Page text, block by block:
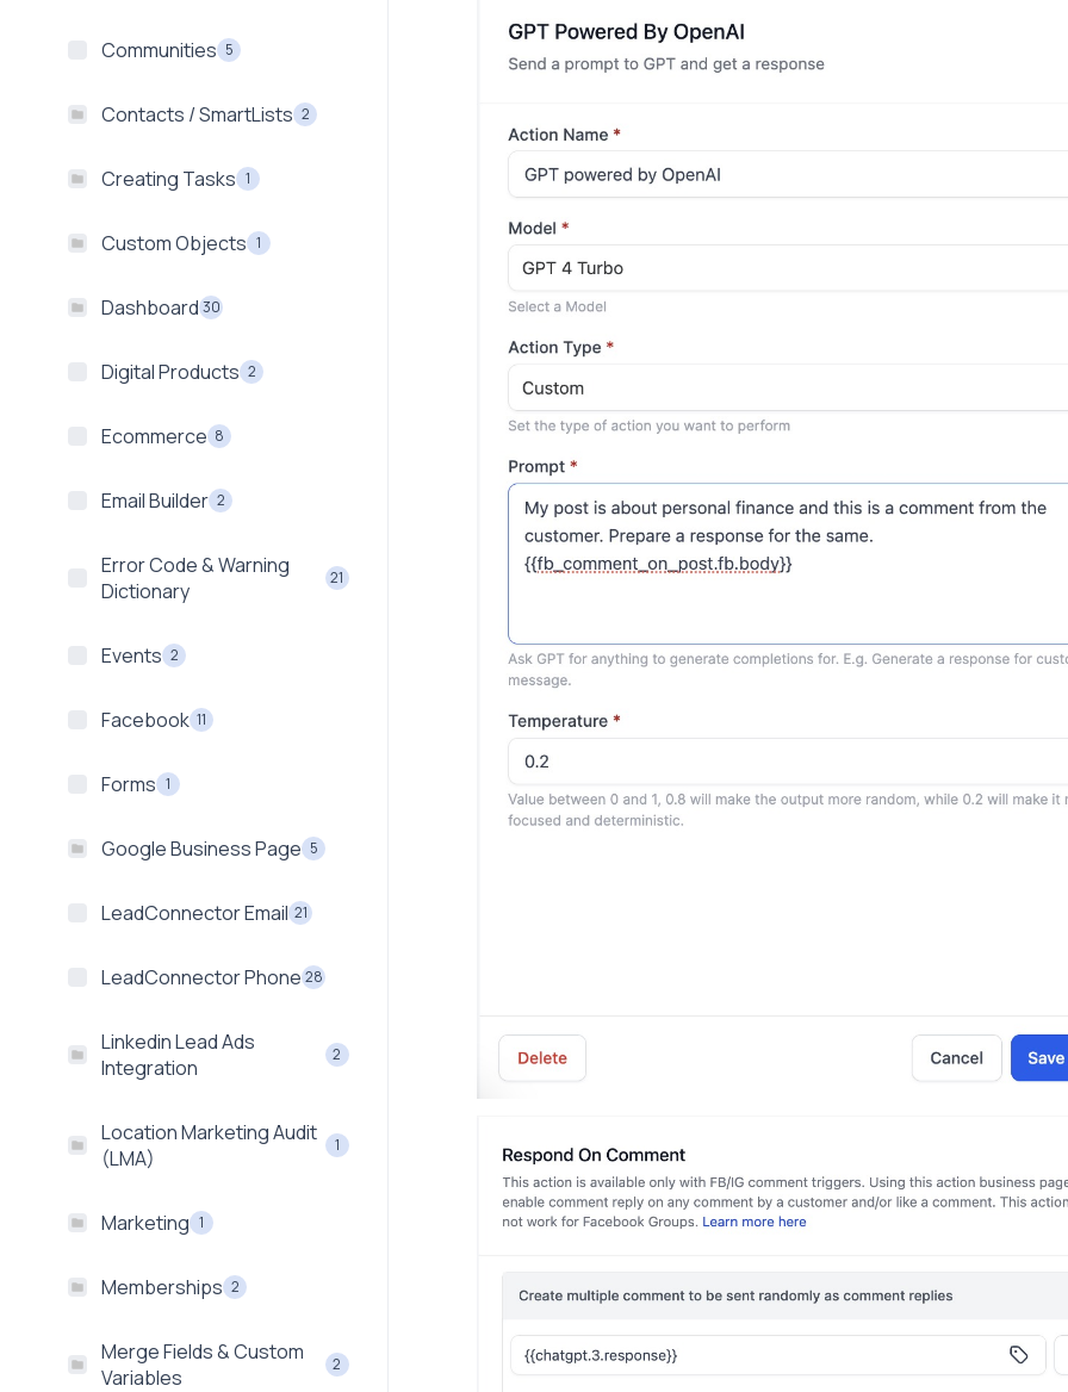
Communities 5
Contacts / SmartLists 2
Creating Tasks 1
Custom Objects 1
Dashboard 30
Digital Products 2
Ecommerce 8
Email Builder 2
Error Code & Warning
Dictionary
21
Events 2
Facebook 11
Forms 1
Google Business Page 5
LeadConnector Email 21
LeadConnector Phone 28
Linkedin Lead Ads
Integration
2
Location Marketing Audit
(LMA)
1
Marketing 1
Memberships 2
Merge Fields & Custom
Variables
2